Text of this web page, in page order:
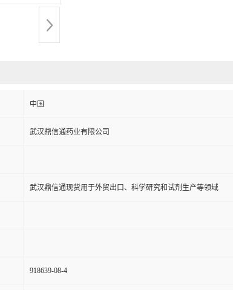
中国
武汉鼎信通药业有限公司
武汉鼎信通现货用于外贸出口、科学研究和试剂生产等领域
918639-08-4